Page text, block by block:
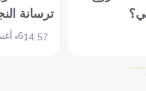
ترسانة
14:576 أغسطس 2026